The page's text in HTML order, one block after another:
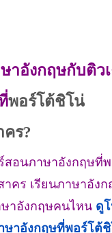
าอังกฤษกับติว
พอร์โต้ชิโน่
ร?
สอนภาษาอังกฤษที่
คร เรียนภาษาอัง
าอังกฤษคนไหน ดู
ษาอังกฤษที่พอร์โต้